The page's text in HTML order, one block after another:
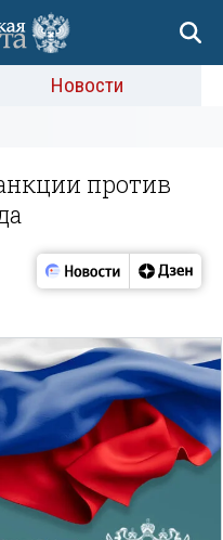
Новости
против